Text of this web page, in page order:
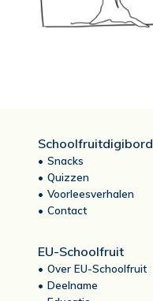
Schoolfruitdigibord
Snacks
Quizzen
Voorleesverhalen
Contact
EU-Schoolfruit
Over EU-Schoolfruit
Deelname